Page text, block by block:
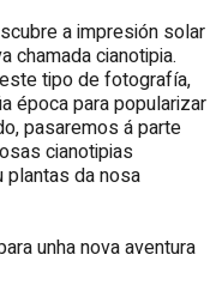
a impresión solar
chamada cianotipia.
tipo de fotografía,
época para popularizar
pasaremos á parte
cianotipias
da nosa
unha nova aventura